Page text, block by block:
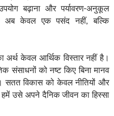
बढ़ाना और पर्यावरण-अनुकूल
अब केवल एक पसंद नहीं, बल्कि
अर्थ केवल आर्थिक विस्तार नहीं है।
संसाधनों को नष्ट किए बिना मानव
सतत विकास को केवल नीतियों और
उसे अपने दैनिक जीवन का हिस्सा